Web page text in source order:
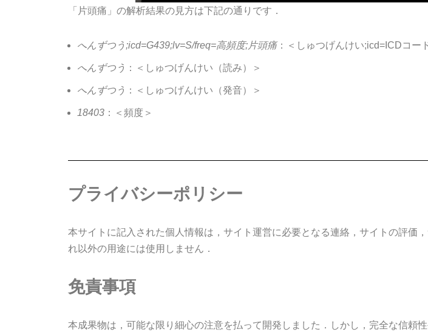
「片頭痛」の解析結果の見方は下記の通りです．
へんずつう;icd=G439;lv=S/freq=高頻度;片頭痛：＜しゅつげんけい;icd=ICDコー
へんずつう ：＜しゅつげんけい（読み）＞
へんずつう ：＜しゅつげんけい（発音）＞
18403 ：＜頻度＞
プライバシーポリシー
本サイトに記入された個人情報は，サイト運営に必要となる連絡，サイトの評価
れ以外の用途には使用しません．
免責事項
本成果物は，可能な限り細心の注意を払って開発しました．しかし，完全な信頼